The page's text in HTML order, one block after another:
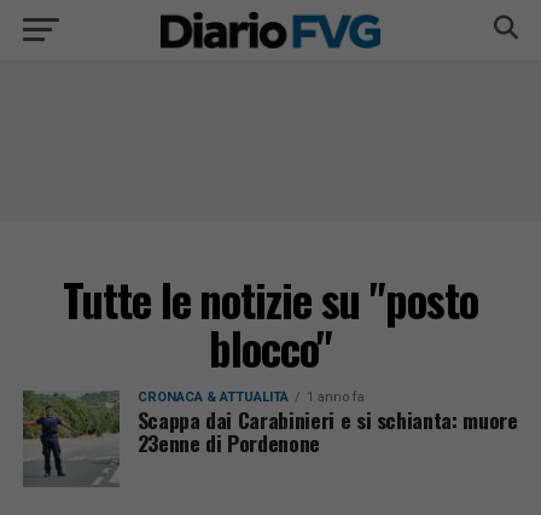
Tutte le notizie su "posto
blocco"
CRONACA & ATTUALITÀ 1 anno fa
Scappa dai Carabinieri e si schianta: muore
23enne di Pordenone